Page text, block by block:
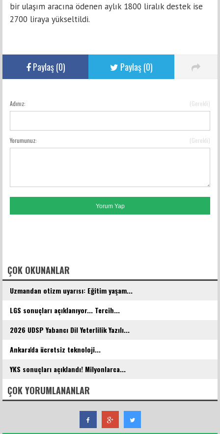
bir ulaşım aracına ödenen aylık 1800 liralık destek ise
2700 liraya yükseltildi.
Paylaş (0) Paylaş (0)
YORUM GÖNDER
Adınız: (Gerekli)
Yorumunuz: (Gerekli)
ÇOK OKUNANLAR
Uzmandan otizm uyarısı: Eğitim yaşam...
LGS sonuçları açıklanıyor... Tercih...
2026 UDSP Yabancı Dil Yeterlilik Yazılı...
Ankara'da ücretsiz teknoloji...
YKS sonuçları açıklandı! Milyonlarca...
ÇOK YORUMLANANLAR